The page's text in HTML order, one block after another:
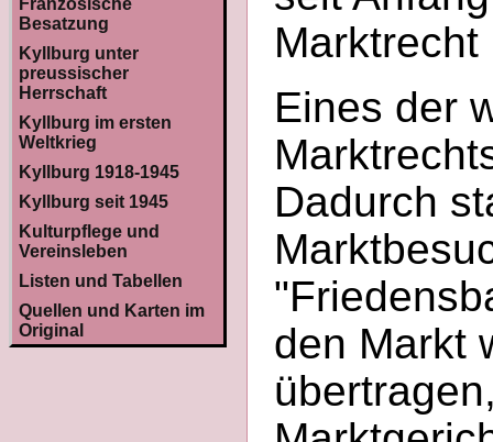
Besatzung
Kyllburg unter
preussischer
Herrschaft
Kyllburg im ersten
Weltkrieg
Kyllburg 1918-1945
Kyllburg seit 1945
Kulturpflege und
Vereinsleben
Listen und Tabellen
Quellen und Karten im
Original
Marktrecht
Eines der
Dadurch
den Markt